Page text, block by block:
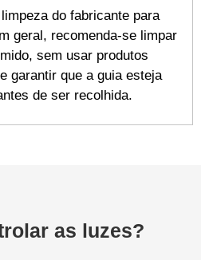
do fabricante para
geral, recomenda-se limpar
sem usar produtos
garantir que a guia esteja
de ser recolhida.
as luzes?